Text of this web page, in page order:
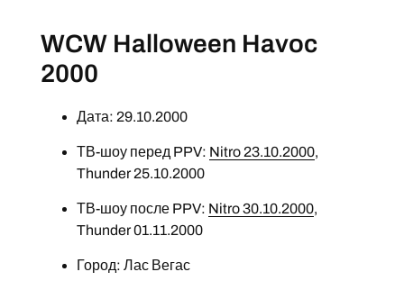
WCW Halloween Havoc
2000
Дата: 29.10.2000
ТВ-шоу перед PPV: Nitro 23.10.2000,
Thunder 25.10.2000
ТВ-шоу после PPV: Nitro 30.10.2000,
Thunder 01.11.2000
Город: Лас Вегас